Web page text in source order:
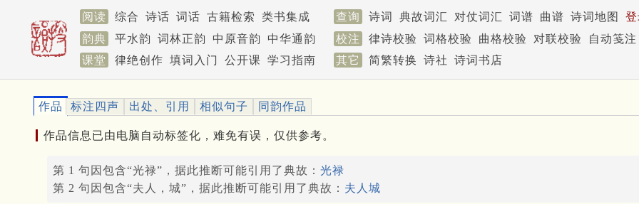
阅读 综合 诗话 词话 古籍检索 类书集成 查询 诗词 典故词汇 对仗词汇 词谱 曲谱 诗词地图
韵典
平水韵 词林正韵 中原音韵 中华通韵 校注 律诗校验 词格校验 曲格校验 对联校验
自动笺注
课堂
律绝创作 填词入门 公开课 学习指南 其它 简繁转换 诗社 诗词书店
作品 标注四声 出处、引用 相似句子 同韵作品
作品信息已由电脑自动标签化，难免有误，仅供参考。
第 1 句因包含“光禄”，据此推断可能引用了典故： 光禄
第 2 句因包含“夫人，城”，据此推断可能引用了典故： 夫人城